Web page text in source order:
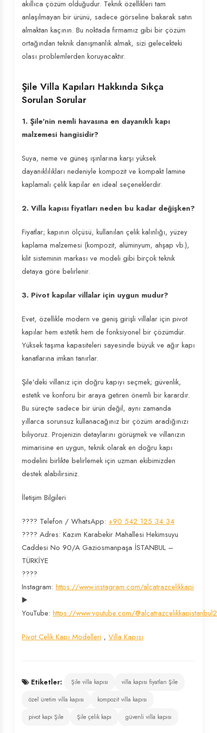
akıllıca çözüm olduğudur. Teknik özellikleri tam
anlaşılmayan bir ürünü, sadece görseline bakarak satın
almaktan kaçının. Bu noktada firmamız gibi bir çözüm
ortağından teknik danışmanlık almak, sizi gelecekteki
olası problemlerden koruyacaktır.
Şile Villa Kapıları Hakkında Sıkça
Sorulan Sorular
1. Şile'nin nemli havasına en dayanıklı kapı
malzemesi hangisidir?
Suya, neme ve güneş ışınlarına karşı yüksek
dayanıklılıkları nedeniyle kompozit ve kompakt lamine
kaplamalı çelik kapılar en ideal seçeneklerdir.
2. Villa kapısı fiyatları neden bu kadar değişken?
Fiyatlar; kapının ölçüsü, kullanılan çelik kalınlığı, yüzey
kaplama malzemesi (kompozit, alüminyum, ahşap vb.),
kilit sisteminin markası ve modeli gibi birçok teknik
detaya göre belirlenir.
3. Pivot kapılar villalar için uygun mudur?
Evet, özellikle modern ve geniş girişli villalar için pivot
kapılar hem estetik hem de fonksiyonel bir çözümdür.
Yüksek taşıma kapasiteleri sayesinde büyük ve ağır kapı
kanatlarına imkan tanırlar.
Şile'deki villanız için doğru kapıyı seçmek; güvenlik,
estetik ve konforu bir araya getiren önemli bir karardır.
Bu süreçte sadece bir ürün değil, aynı zamanda
yıllarca sorunsuz kullanacağınız bir çözüm aradığınızı
biliyoruz. Projenizin detaylarını görüşmek ve villanızın
mimarisine en uygun, teknik olarak en doğru kapı
modelini birlikte belirlemek için uzman ekibimizden
destek alabilirsiniz.
İletişim Bilgileri
???? Telefon / WhatsApp: +90 542 125 34 34
???? Adres: Kazım Karabekir Mahallesi Hekimsuyu
Caddesi No 90/A Gaziosmanpaşa İSTANBUL –
TÜRKİYE
????
Instagram: https://www.instagram.com/alcatrazcelikkapi
▶️
YouTube: https://www.youtube.com/
Pivot Çelik Kapı Modelleri , Villa Kapısı
Etiketler: Şile villa kapısı
villa kapısı fiyatları Şile
özel üretim villa kapısı
kompozit villa kapısı
pivot kapı Şile
Şile çelik kapı güvenli villa kapısı